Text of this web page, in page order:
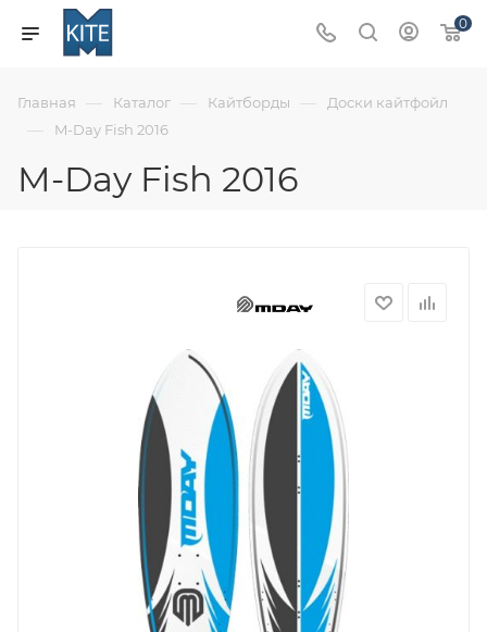
0
Главная — Каталог — Кайтборды — Доски кайтфойл
— M-Day Fish 2016
M-Day Fish 2016